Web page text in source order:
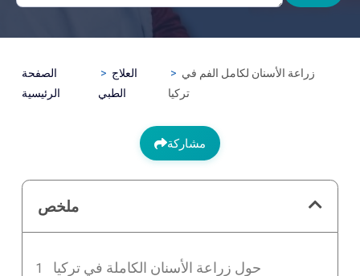
الصفحة
الرئيسية
العلاج
الطبي
تركيا
مشاركة
ملخص
حول زراعة الأسنان الكاملة في تركيا